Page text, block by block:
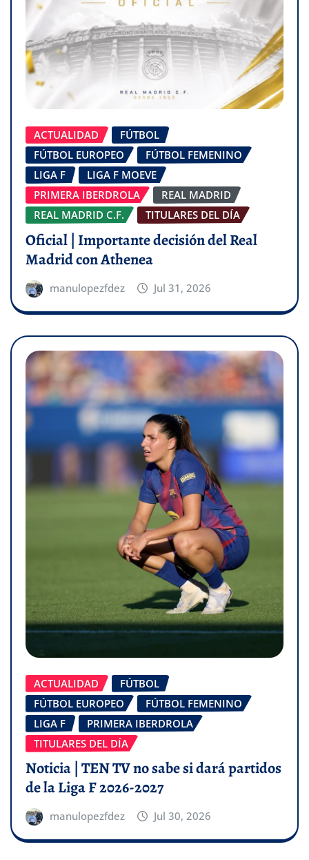
ACTUALIDAD
FÚTBOL
FÚTBOL EUROPEO
FÚTBOL FEMENINO
LIGA F
LIGA F MOEVE
PRIMERA IBERDROLA
REAL MADRID
REAL MADRID C.F.
TITULARES DEL DÍA
Oficial | Importante decisión del Real
Madrid con Athenea
manulopezfdez Jul 31, 2026
ACTUALIDAD
FÚTBOL
FÚTBOL EUROPEO
FÚTBOL FEMENINO
LIGA F
PRIMERA IBERDROLA
TITULARES DEL DÍA
Noticia | TEN TV no sabe si dará partidos
de la Liga F 2026-2027
manulopezfdez Jul 30, 2026